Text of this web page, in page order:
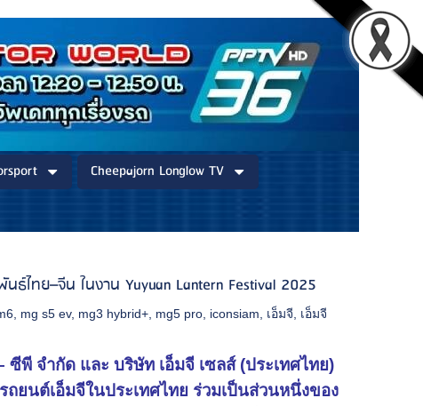
Cheepajorn Longlow TV
ไทย–จีน ในงาน Yuyuan Lantern Festival 2025
mg s5 ev, mg3 hybrid+ mg5 pro iconsiam เอ็มจี
เอ็มจี
ซีพี จำกัด และ บริษัท เอ็มจี เซลส์ (ประเทศไทย)
ยนต์เอ็มจีในประเทศไทย ร่วมเป็นส่วนหนึ่งของ